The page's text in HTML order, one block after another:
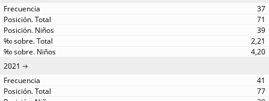
37
71
39
2,21
4,20
2021
41
77